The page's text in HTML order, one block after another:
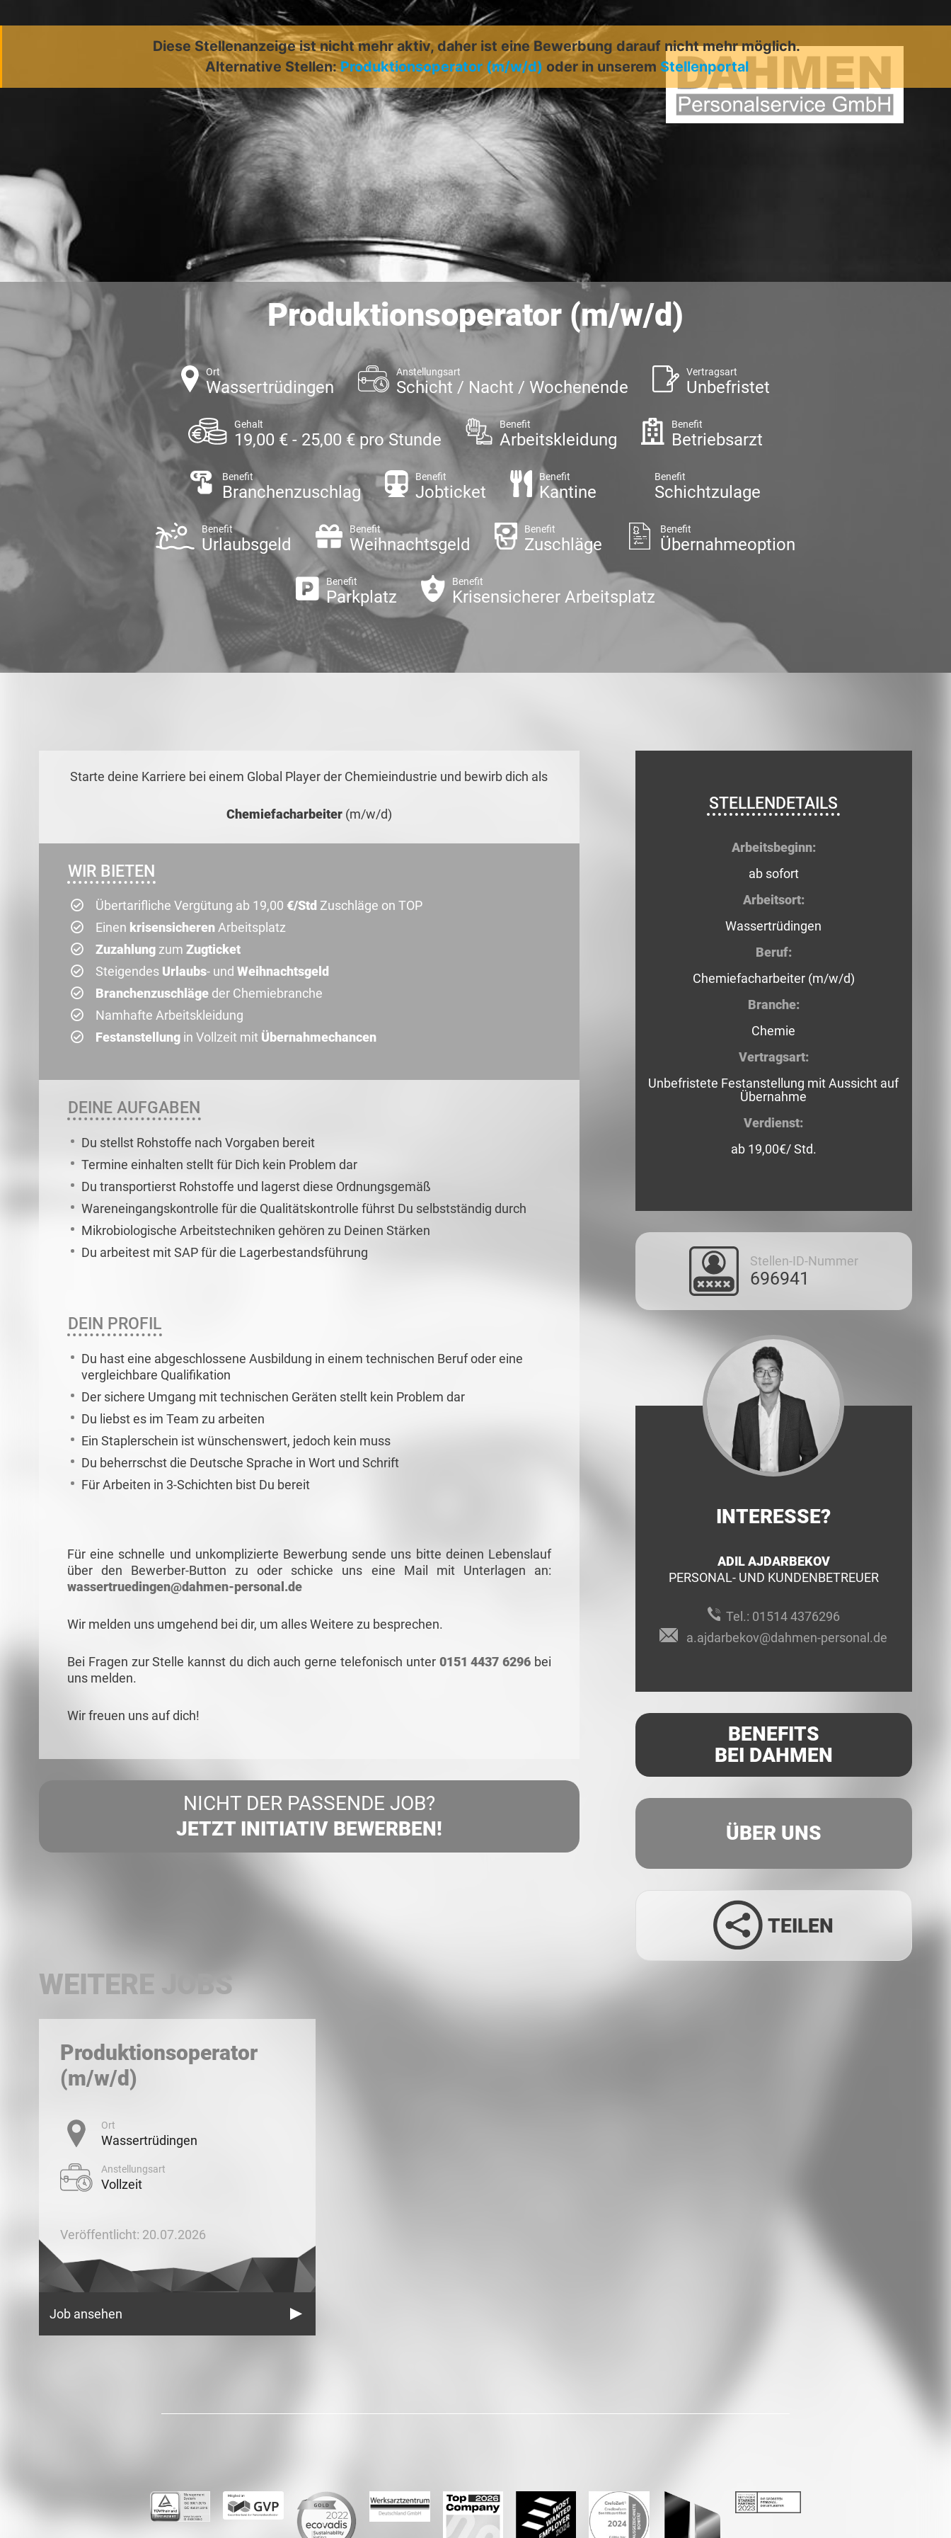
Diese Stellenanzeige ist nicht mehr aktiv, daher ist eine Bewerbung darauf nicht mehr möglich.
Alternative Stellen:Produktionsoperator (m/w/d) oder in unserem Stellenportal
Produktionsoperator (m/w/d)
Ort
Wassertrüdingen
Anstellungsart
Schicht / Nacht / Wochenende
Vertragsart
Unbefristet
Gehalt
19,00 € - 25,00 € pro Stunde
Benefit
Arbeitskleidung
Benefit
Betriebsarzt
Benefit
Branchenzuschlag
Benefit
Jobticket
Benefit
Kantine
Benefit
Schichtzulage
Benefit
Urlaubsgeld
Benefit
Weihnachtsgeld
Benefit
Zuschläge
Benefit
Übernahmeoption
Benefit
Parkplatz
Benefit
Krisensicherer Arbeitsplatz
Starte deine Karriere bei einem Global Player der Chemieindustrie und bewirb dich als
Chemiefacharbeiter (m/w/d)
WIR BIETEN
Übertarifliche Vergütung ab 19,00 €/Std Zuschläge on TOP
Einen krisensicheren Arbeitsplatz
Zuzahlung zum Zugticket
Steigendes Urlaubs- und Weihnachtsgeld
Branchenzuschläge der Chemiebranche
Namhafte Arbeitskleidung
Festanstellung in Vollzeit mit Übernahmechancen
DEINE AUFGABEN
Du stellst Rohstoffe nach Vorgaben bereit
Termine einhalten stellt für Dich kein Problem dar
Du transportierst Rohstoffe und lagerst diese Ordnungsgemäß
Wareneingangskontrolle für die Qualitätskontrolle führst Du selbstständig durch
Mikrobiologische Arbeitstechniken gehören zu Deinen Stärken
Du arbeitest mit SAP für die Lagerbestandsführung
DEIN PROFIL
Du hast eine abgeschlossene Ausbildung in einem technischen Beruf oder eine
vergleichbare Qualifikation
Der sichere Umgang mit technischen Geräten stellt kein Problem dar
Du liebst es im Team zu arbeiten
Ein Staplerschein ist wünschenswert, jedoch kein muss
Du beherrschst die Deutsche Sprache in Wort und Schrift
Für Arbeiten in 3-Schichten bist Du bereit
Für eine schnelle und unkomplizierte Bewerbung sende uns bitte deinen Lebenslauf
über den Bewerber-Button zu oder schicke uns eine Mail mit Unterlagen an:
wassertruedingen@dahmen-personal.de
Wir melden uns umgehend bei dir, um alles Weitere zu besprechen.
Bei Fragen zur Stelle kannst du dich auch gerne telefonisch unter 0151 4437 6296 bei
uns melden.
Wir freuen uns auf dich!
NICHT DER PASSENDE JOB?
JETZT INITIATIV BEWERBEN!
STELLENDETAILS
Arbeitsbeginn:
ab sofort
Arbeitsort:
Wassertrüdingen
Beruf:
Chemiefacharbeiter (m/w/d)
Branche:
Chemie
Vertragsart:
Unbefristete Festanstellung mit Aussicht auf
Übernahme
Verdienst:
ab 19,00€/ Std.
Stellen-ID-Nummer
696941
INTERESSE?
ADIL AJDARBEKOV
PERSONAL- UND KUNDENBETREUER
Tel.: 01514 4376296
a.ajdarbekov@dahmen-personal.de
BENEFITS
BEI DAHMEN
ÜBER UNS
TEILEN
WEITERE JOBS
Produktionsoperator
(m/w/d)
Ort
Wassertrüdingen
Anstellungsart
Vollzeit
Veröffentlicht: 20.07.2026
Job ansehen